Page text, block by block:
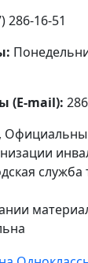
286-16-51
(E-mail):
служба